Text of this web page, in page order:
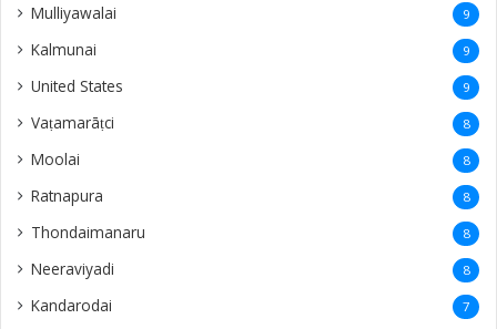
Mulliyawalai 9
Kalmunai 9
United States 9
Vaṭamarāṭci 8
Moolai 8
Ratnapura 8
Thondaimanaru 8
Neeraviyadi 8
Kandarodai 7